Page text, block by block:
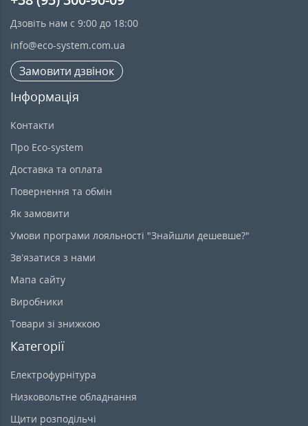
Дзовіть нам с 9:00 до 18:00
info@eco-system.com.ua
Замовити дзвінок
Інформація
Контакти
Про Eco-system
Доставка та оплата
Повернення та обмін
Як замовити
Умови програми лояльності "Знайшли дешевше?"
Зв’язатися з нами
Мапа сайту
Виробники
Товари зі знижкою
Категорії
Електрофурнітура
Низковольтне обладнання
Щити розподільчі